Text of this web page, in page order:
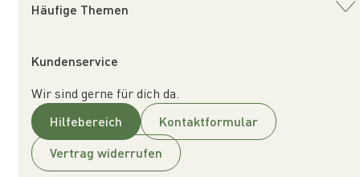
Häufige Themen
Kundenservice
Wir sind gerne für dich da.
Hilfebereich
Kontaktformular
Vertrag widerrufen